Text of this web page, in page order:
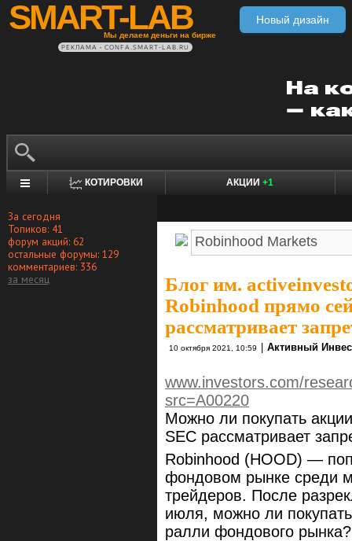
SMART-LAB
Мы делаем деньги на бирже
Новый дизайн
РЕКЛАМА • CONFA.SMART-LAB.RU
КОТИРОВКИ АКЦИИ +1
За сегодня
Топиков: 41
форум акций: 62
остальные форумы: 129
комментариев: 336
за месяц
Блог им.
Robinhood прямо
рассматривает
10 октября 2021, 10:59 Активный
www.investors.com/
src=A00220
Можно ли покупать
SEC рассматривает
Robinhood (HOOD) —
фондовом рынке среди
трейдеров. После
июля, можно ли
ралли фондового рынка?